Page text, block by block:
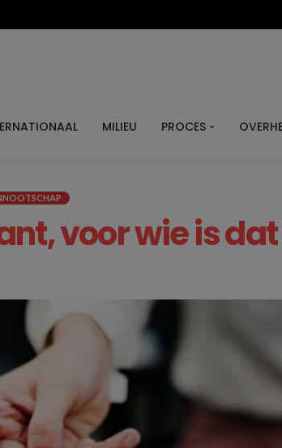
MILIEU PROCES
voor wie is